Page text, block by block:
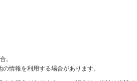
。
情報を利用する場合があります。